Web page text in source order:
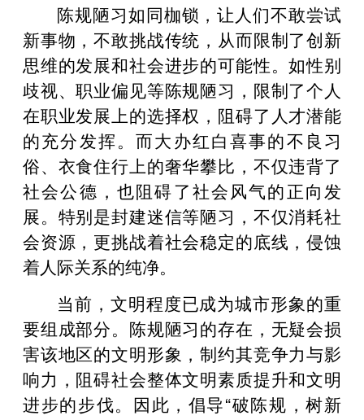
陈规陋习如同枷锁，让人们不敢尝试
新事物，不敢挑战传统，从而限制了创新
思维的发展和社会进步的可能性。如性别
歧视、职业偏见等陈规陋习，限制了个人
在职业发展上的选择权，阻碍了人才潜能
的充分发挥。而大办红白喜事的不良习
俗、衣食住行上的奢华攀比，不仅违背了
社会公德，也阻碍了社会风气的正向发
展。特别是封建迷信等陋习，不仅消耗社
会资源，更挑战着社会稳定的底线，侵蚀
着人际关系的纯净。
当前，文明程度已成为城市形象的重
要组成部分。陈规陋习的存在，无疑会损
害该地区的文明形象，制约其竞争力与影
响力，阻碍社会整体文明素质提升和文明
进步的步伐。因此，倡导“破陈规，树新